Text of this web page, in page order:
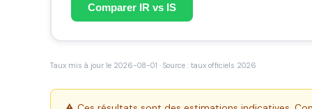
Comparer IR vs IS
Taux mis à jour le 2026-08-01 · Source : taux officiels 2026